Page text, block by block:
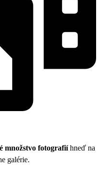
množstvo fotografiíhneď na
galérie.